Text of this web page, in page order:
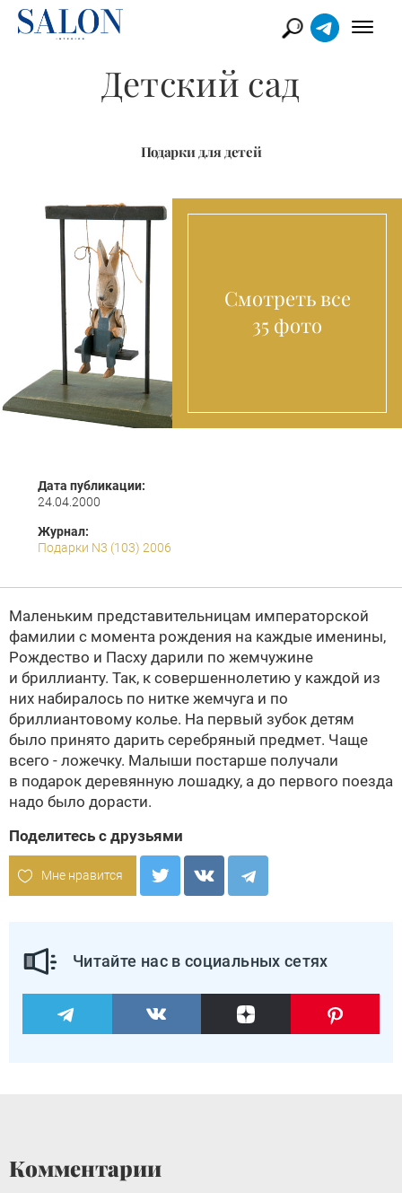
Детский сад
Подарки для детей
Смотреть все
35 фото
Дата публикации:
24.04.2000
Журнал:
Подарки N3 (103) 2006
Маленьким представительницам императорской
фамилии с момента рождения на каждые именины,
Рождество и Пасху дарили по жемчужине
и бриллианту. Так, к совершеннолетию у каждой из
них набиралось по нитке жемчуга и по
бриллиантовому колье. На первый зубок детям
было принято дарить серебряный предмет. Чаще
всего - ложечку. Малыши постарше получали
в подарок деревянную лошадку, а до первого поезда
надо было дорасти.
Поделитесь с друзьями
Мне нравится
Читайте нас в социальных сетях
Комментарии